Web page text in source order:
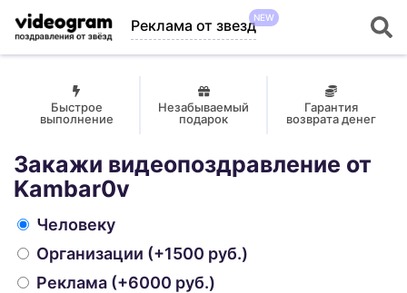
Реклама от звездNEW
Быстрое
выполнение
Незабываемый
подарок
Гарантия
возврата денег
Закажи видеопоздравление от
Kambar0v
Человеку
Организации (+1500 руб.)
Реклама (+6000 руб.)